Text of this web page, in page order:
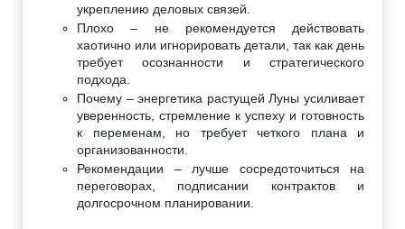
укреплению деловых связей.
Плохо – не рекомендуется действовать
хаотично или игнорировать детали, так как день
требует осознанности и стратегического
подхода.
Почему – энергетика растущей Луны усиливает
уверенность, стремление к успеху и готовность
к переменам, но требует четкого плана и
организованности.
Рекомендации – лучше сосредоточиться на
переговорах, подписании контрактов и
долгосрочном планировании.